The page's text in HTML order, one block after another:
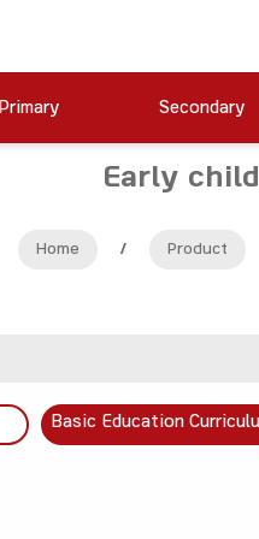
Primary Secondary
Early
Home / Product
Basic Education